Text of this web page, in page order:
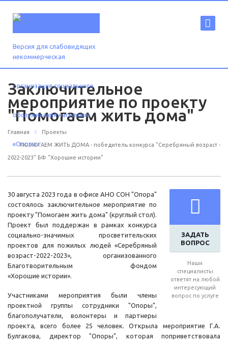
Версия для слабовидящих
Заключительное
мероприятие по проекту
"Помогаем жить дома"
Главная Проекты
ПОМОГАЕМ ЖИТЬ ДОМА - победитель конкурса "Серебряный возраст -
2022-2023" БФ "Хорошие истории"
ЗАДАТЬ
ВОПРОС
Наши
специалисты
ответят на любой
интересующий
вопрос по услуге
30 августа 2023 года в офисе АНО СОН "Опора"
состоялось заключительное мероприятие по
проекту "Помогаем жить дома" (круглый стол).
Проект был поддержан в рамках конкурса
социально-значимых просветительских
проектов для пожилых людей «Серебряный
возраст-2022-2023», организованного
Благотворительным фондом
«Хорошие истории».
Участниками мероприятия были члены
проектной группы сотрудники "Опоры",
благополучатели, волонтеры и партнеры
проекта, всего более 25 человек. Открыла мероприятие Г.А.
Булгакова, директор "Опоры", которая поприветствовала